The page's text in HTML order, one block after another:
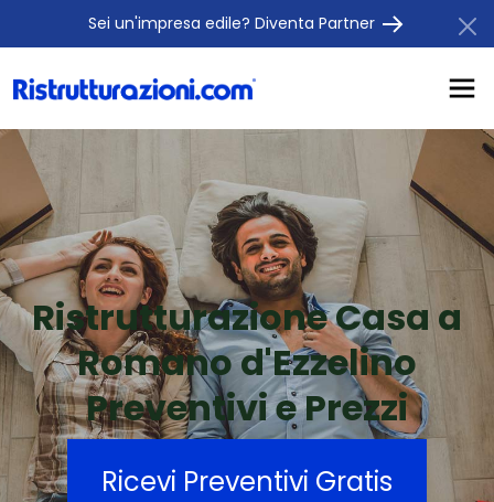
Sei un'impresa edile? Diventa Partner
Ristrutturazione Casa a
Romano d'Ezzelino
Preventivi e Prezzi
Ricevi Preventivi Gratis